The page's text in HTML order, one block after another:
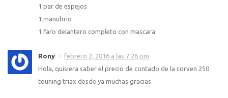
1 par de espejos
1 manubrio
1 faro delantero completo con mascara
Rony
febrero 2, 2016 a las 7:26 pm
Hola, quisiera saber el precio de contado de la corven 250
touning triax desde ya muchas gracias